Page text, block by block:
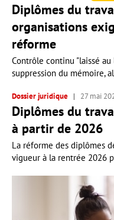
Diplômes du
organisations
réforme
Contrôle continu "laissé
suppression du mémoire,
Dossier juridique 27 mai
Diplômes du
à partir de 2026
La réforme des diplômes
vigueur à la rentrée 2026